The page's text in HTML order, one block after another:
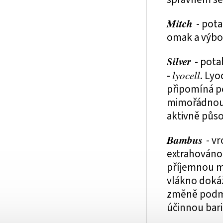
Mitch -
omak a
Silver -
- lyocell.
připomíná
aktivně
Bambus -
příjemnou
vlákno
změně
účinnou